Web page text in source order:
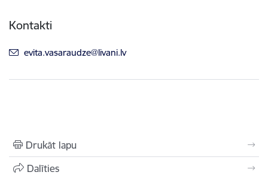
Kontakti
E-pasts:
evita.vasaraudze@livani.lv
Drukāt lapu
Dalīties